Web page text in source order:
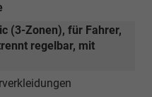
(3-Zonen), für Fahrer,
regelbar, mit